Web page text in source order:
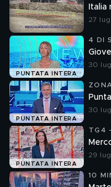
Italia
27
PUNTATA INTERA
4 DI
30
PUNTATA INTERA
30
PUNTATA INTERA
TG4
29
10